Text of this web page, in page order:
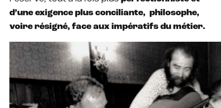
d’une exigence plus conciliante, philosophe,
voire résigné, face aux impératifs du métier.